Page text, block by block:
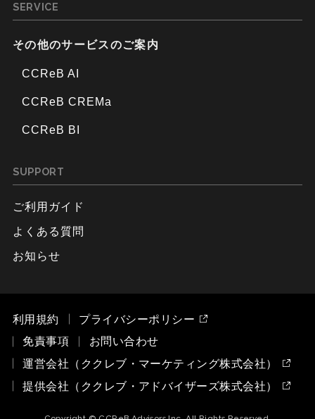
SERVICE
その他のサービスのご案内
CCReB AI
CCReB CREMa
CCReB BI
SUPPORT
ご利用ガイド
よくある質問
お知らせ
利用規約
プライバシーポリシー
免責事項
お問い合わせ
運営会社（ククレブ・マーケティング株式会社）
提供会社（ククレブ・アドバイザーズ株式会社）